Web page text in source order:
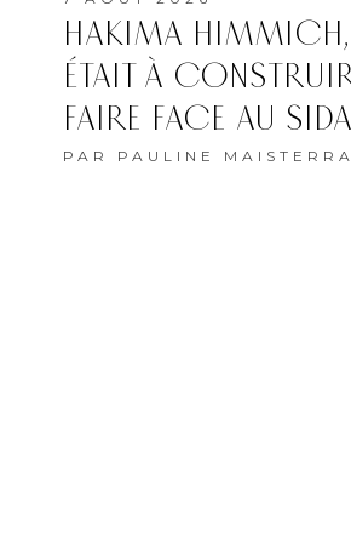
HAKIMA HIMMICH,
ÉTAIT À
FAIRE FACE AU
PAR PAULINE MAISTERRA